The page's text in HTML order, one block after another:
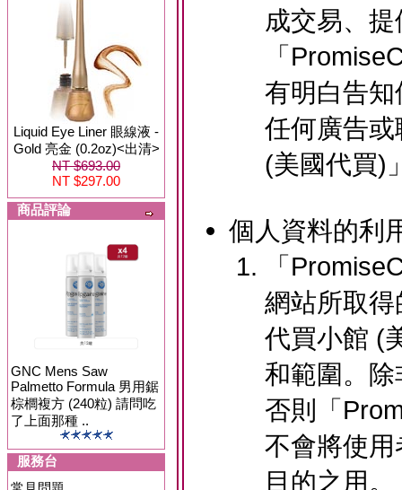
Liquid Eye Liner 眼線液 -
Gold 亮金 (0.2oz)<出清>
NT $693.00
NT $297.00
商品評論
GNC Mens Saw
Palmetto Formula 男用鋸
棕櫚複方 (240粒) 請問吃
了上面那種 ..
服務台
成交易、
「
有明白告
任何廣告
(美國代買)
個人資料的利
「
網站所取
代買小館 (
和範圍。
否則「
不會將使
目的之用。